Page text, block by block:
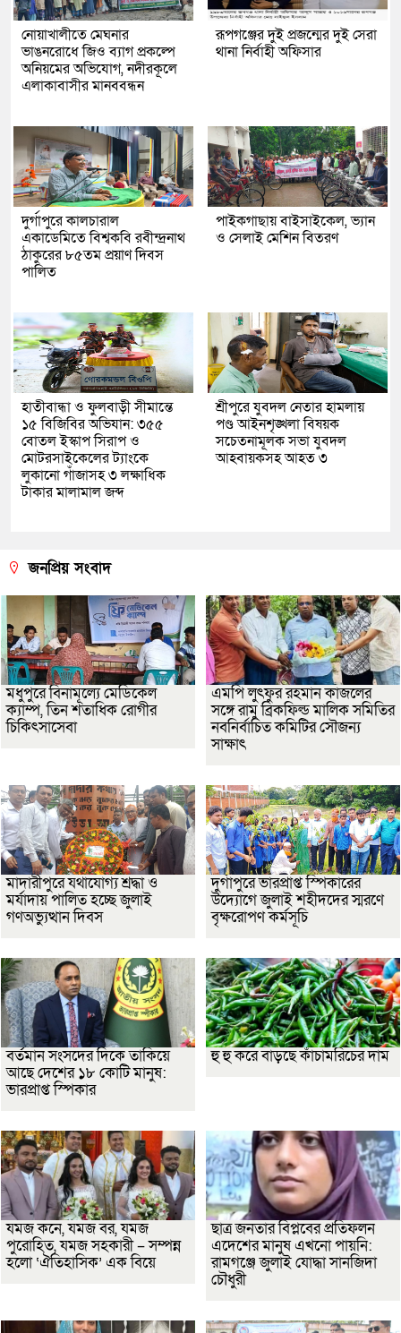
নোয়াখালীতে মেঘনার
ভাঙনরোধে জিও ব্যাগ প্রকল্পে
অনিয়মের অভিযোগ, নদীরকূলে
এলাকাবাসীর মানববন্ধন
রূপগঞ্জের দুই প্রজন্মের দুই সেরা
থানা নির্বাহী অফিসার
দুর্গাপুরে কালচারাল
একাডেমিতে বিশ্বকবি রবীন্দ্রনাথ
ঠাকুরের ৮৫তম প্রয়াণ দিবস
পালিত
পাইকগাছায় বাইসাইকেল, ভ্যান
ও সেলাই মেশিন বিতরণ
হাতীবান্ধা ও ফুলবাড়ী সীমান্তে
১৫ বিজিবির অভিযান: ৩৫৫
বোতল ইস্কাপ সিরাপ ও
মোটরসাইকেলের ট্যাংকে
লুকানো গাঁজাসহ ৩ লক্ষাধিক
টাকার মালামাল জব্দ
শ্রীপুরে যুবদল নেতার হামলায়
পণ্ড আইনশৃঙ্খলা বিষয়ক
সচেতনামূলক সভা যুবদল
আহবায়কসহ আহত ৩
জনপ্রিয় সংবাদ
মধুপুরে বিনামূল্যে মেডিকেল
ক্যাম্প, তিন শতাধিক রোগীর
চিকিৎসাসেবা
এমপি লুৎফুর রহমান কাজলের
সঙ্গে রামু ব্রিকফিল্ড মালিক সমিতির
নবনির্বাচিত কমিটির সৌজন্য
সাক্ষাৎ
মাদারীপুরে যথাযোগ্য শ্রদ্ধা ও
মর্যাদায় পালিত হচ্ছে জুলাই
গণঅভ্যুত্থান দিবস
দুর্গাপুরে ভারপ্রাপ্ত স্পিকারের
উদ্যোগে জুলাই শহীদদের স্মরণে
বৃক্ষরোপণ কর্মসূচি
বর্তমান সংসদের দিকে তাকিয়ে
আছে দেশের ১৮ কোটি মানুষ:
ভারপ্রাপ্ত স্পিকার
হু হু করে বাড়ছে কাঁচামরিচের দাম
যমজ কনে, যমজ বর, যমজ
পুরোহিত, যমজ সহকারী – সম্পন্ন
হলো ‘ঐতিহাসিক’ এক বিয়ে
ছাত্র জনতার বিপ্লবের প্রতিফলন
এদেশের মানুষ এখনো পায়নি:
রামগঞ্জে জুলাই যোদ্ধা সানজিদা
চৌধুরী